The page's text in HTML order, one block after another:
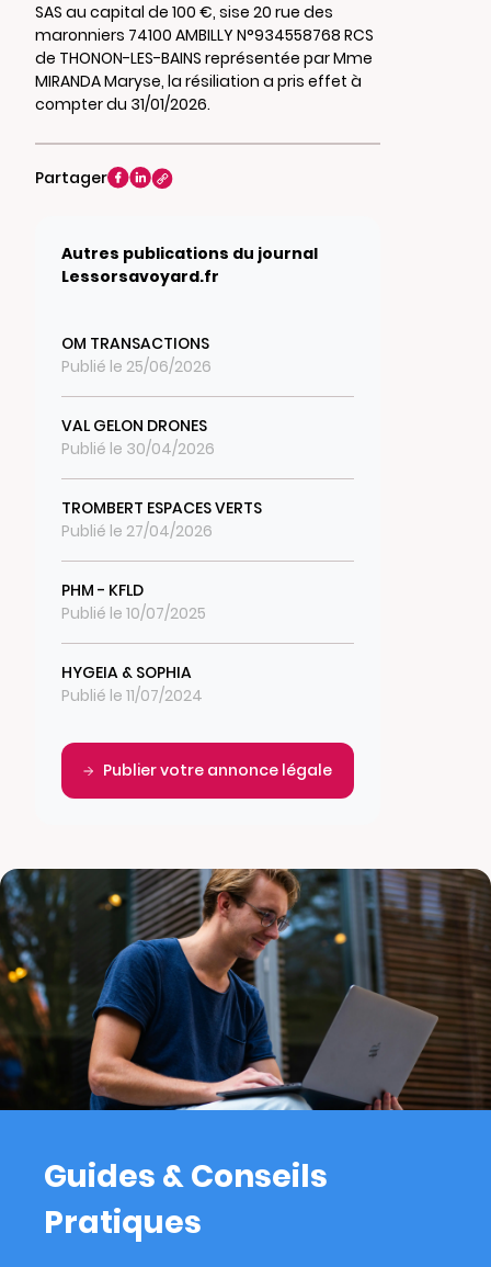
SAS au capital de 100 €, sise 20 rue des
maronniers 74100 AMBILLY N°934558768 RCS
de THONON-LES-BAINS représentée par Mme
MIRANDA Maryse, la résiliation a pris effet à
compter du 31/01/2026.
Partager
Autres publications du journal
Lessorsavoyard.fr
OM TRANSACTIONS
Publié le 25/06/2026
VAL GELON DRONES
Publié le 30/04/2026
TROMBERT ESPACES VERTS
Publié le 27/04/2026
PHM - KFLD
Publié le 10/07/2025
HYGEIA & SOPHIA
Publié le 11/07/2024
Publier votre annonce légale
Guides & Conseils
Pratiques